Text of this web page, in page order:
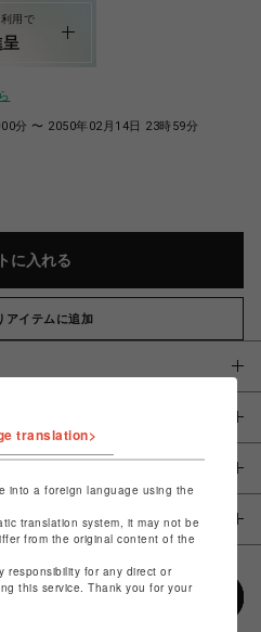
用で
分 〜 2050年02月14日 23時59分
に入れる
アイテムに追加
translation>
into a foreign language using the
translation system, it may not be
from the original content of the
responsibility for any direct or
this service. Thank you for your